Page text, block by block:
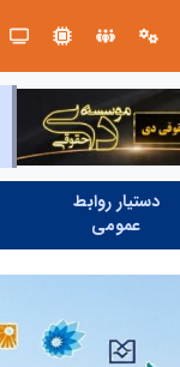
دستیار روابط
عمومی